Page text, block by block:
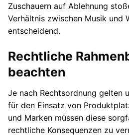
Zuschauern auf Ablehnung
Verhältnis zwischen Musik und
entscheidend.
Rechtliche
beachten
Je nach Rechtsordnung gelten
für den Einsatz von
und Marken müssen diese
rechtliche Konsequenzen zu